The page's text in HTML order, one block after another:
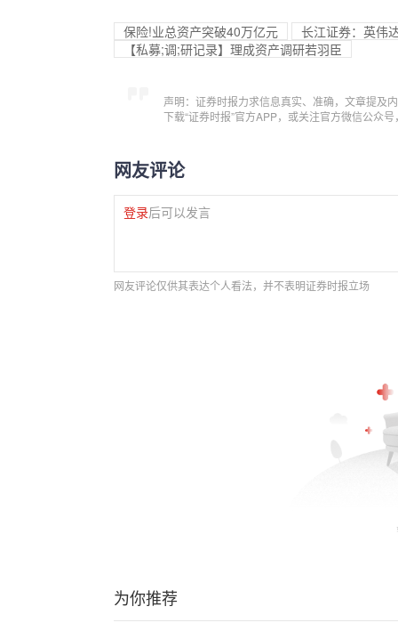
保险!业总资产突破40万亿元
长江证券：英伟
【私募;调;研记录】理成资产调研若羽臣
声明：证券时报力求信息真实、准确，文章提及
下载“证券时报”官方APP，或关注官方微信公众
网友评论
登录后可以发言
网友评论仅供其表达个人看法，并不表明证券时报立场
为你推荐